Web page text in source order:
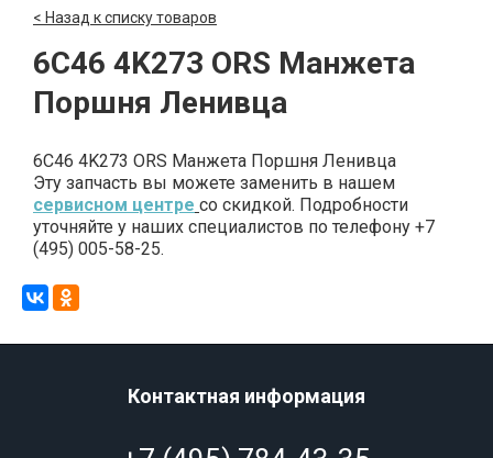
< Назад к списку товаров
6C46 4K273 ORS Манжета
Поршня Ленивца
6C46 4K273 ORS Манжета Поршня Ленивца
Эту запчасть вы можете заменить в нашем
сервисном центре со скидкой. Подробности
уточняйте у наших специалистов по телефону +7
(495) 005-58-25.
Контактная информация